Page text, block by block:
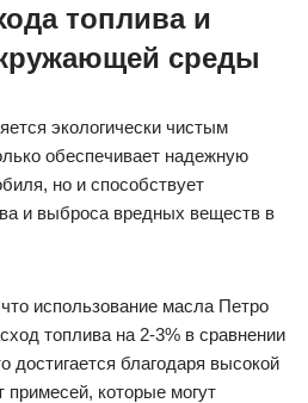
топлива и
среды
экологически чистым
обеспечивает надежную
но и способствует
и выброса вредных веществ в
использование масла Петро
топлива на 2-3% в сравнении
благодаря высокой
примесей, которые могут